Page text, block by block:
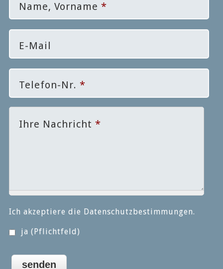
Name, Vorname *
E-Mail
Telefon-Nr. *
Ihre Nachricht *
Ich akzeptiere die Datenschutzbestimmungen.
Datenschutz gelesen und akzeptiere
ja (Pflichtfeld)